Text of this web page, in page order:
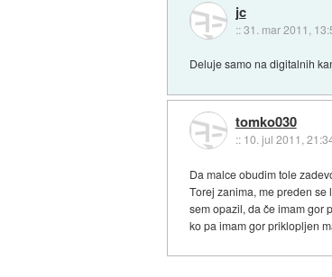
jc
::31. mar 2011,
Deluje samo na digitalnih
tomko030
:: 10. jul 2011,
Da malce obudim tole
Torej zanima, me preden
sem opazil, da če imam gor
ko pa imam gor priklopljen